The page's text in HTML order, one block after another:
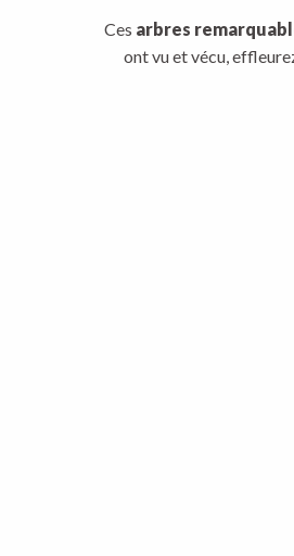
Ces arbres
ont vu et vécu,